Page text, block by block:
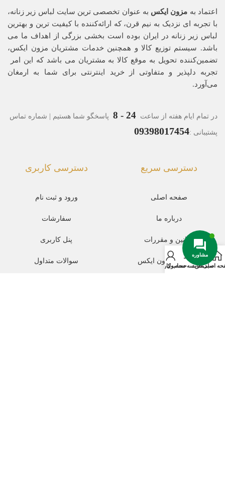
اعتماد به مزون ایکس به عنوان تخصصی ترین سایت لباس زیر زنانه،
با تجربه ای نزدیک به نیم قرن، که ارائه‌کننده با کیفیت ترین و بهترین
لباس زیر زنانه در ایران بوده ‌است بخشی بزرگی از اهداف ما می
باشد. سیستم توزیع کالا و همچنین خدمات مشتریان مزون ایکس،
تضمین‌کننده‌ تحویل به موقع کالا به مشتریان می باشد که این امر
تجربه‌ دلپذیر و متفاوتی از خرید اینترنتی برای شما به ارمغان
می‌آورد.
در تمام ایام هفته از ساعت 24 - 8 پاسخگو شما هستیم | شماره تماس
پشتیبانی :09398017454
دسترسی سریع
صفحه اصلی
درباره ما
قوانین و مقررات
مجله مد مزون ایکس
دسترسی کاربری
ورود و ثبت نام
سفارشات
پنل کاربری
سوالات متداول
اصلی
سبد خریدمقایسه محصول
حساب کاربری
مشاوره